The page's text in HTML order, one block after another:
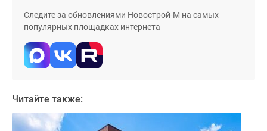
Коттеджные
поселки
Новой
Готовые
Следите за обновлениями Новострой-М на самых
популярных площадках интернета
Читайте также: